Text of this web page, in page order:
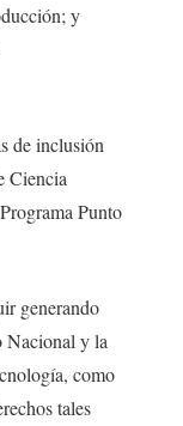
y
de inclusión
Ciencia
Punto
generando
Nacional y la
como
tales